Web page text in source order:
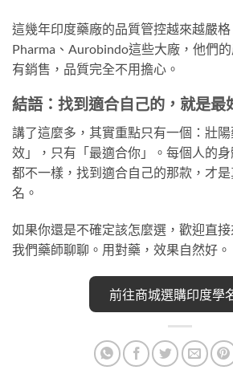
這幾年印度藥廠的品質管控越來越嚴
Pharma、Aurobindo這些大廠，他們
有銷售，品質完全不用擔心。
結語：找到適合自己的，就是最
講了這麼多，其實重點只有一個：壯
效」，只有「最適合你」。每個人的
都不一樣，找到適合自己的那款，才
名。
如果你還是不確定該怎麼選，歡迎直
我們藥師聊聊。用對藥，效果自然好。
前往商城選購印度學